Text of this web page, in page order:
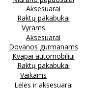
Aksesuarai
Raktų pakabukai
Vyrams
Aksesuarai
Dovanos gurmanams
Kvapai automobiliui
Raktų pakabukai
Vaikams
Lėlės ir aksesuarai